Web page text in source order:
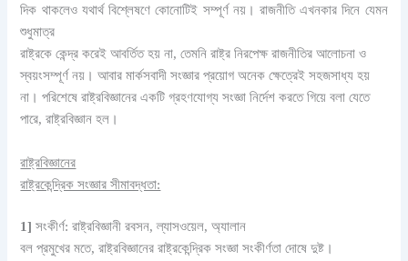
দিক থাকলেও যথার্থ বিশ্লেষণে কোনোটিই সম্পূর্ণ নয়। রাজনীতি এখনকার দিনে যেমন
শুধুমাত্র
রাষ্ট্রকে কেন্দ্র করেই আবর্তিত হয় না, তেমনি রাষ্ট্র নিরপেক্ষ রাজনীতির আলোচনা ও
স্বয়ংসম্পূর্ণ নয়। আবার মার্কসবাদী সংজ্ঞার প্রয়ােগ অনেক ক্ষেত্রেই সহজসাধ্য হয়
না। পরিশেষে রাষ্ট্রবিজ্ঞানের একটি গ্রহণযোগ্য সংজ্ঞা নির্দেশ করতে গিয়ে বলা যেতে
পারে, রাষ্ট্রবিজ্ঞান হল।
রাষ্ট্রবিজ্ঞানের
রাষ্ট্রকেন্দ্রিক সংজ্ঞার সীমাবদ্ধতা:
1]সংকীর্ণ: রাষ্ট্রবিজ্ঞানী রবসন, ল্যাসওয়েল, অ্যালান
বল প্রমুখের মতে, রাষ্ট্রবিজ্ঞানের রাষ্ট্রকেন্দ্রিক সংজ্ঞা সংকীর্ণতা দোষে দুষ্ট।